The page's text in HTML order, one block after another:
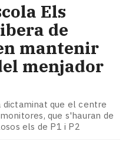
Els
de
mantenir
menjador
dictaminat que el centre
que s'hauran de
els de P1 i P2